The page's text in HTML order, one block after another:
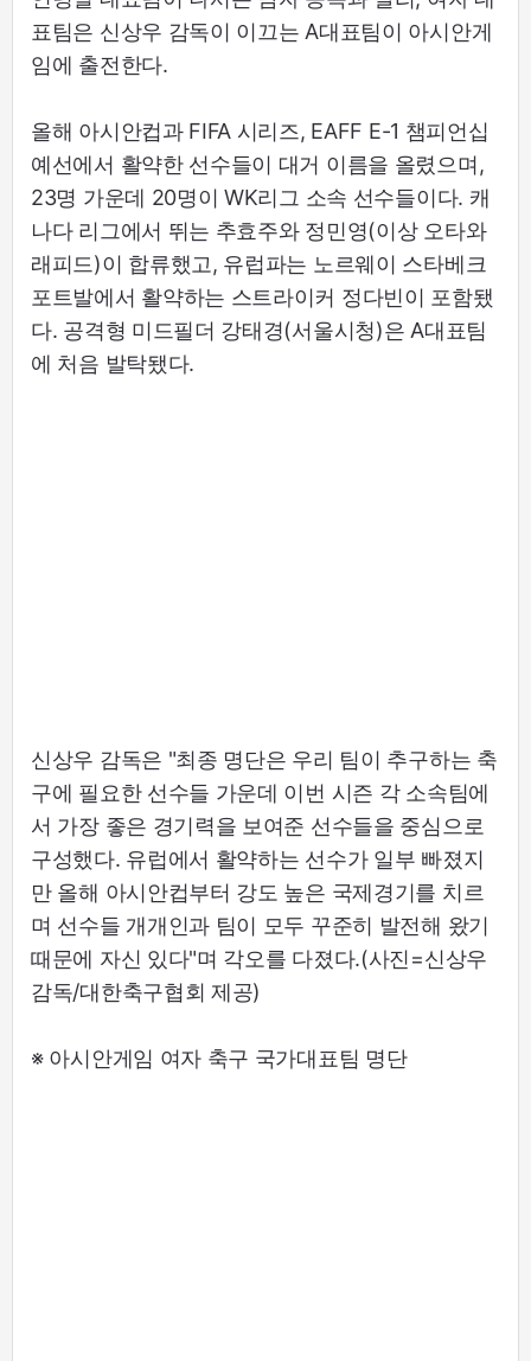
표팀은 신상우 감독이 이끄는 A대표팀이 아시안게
임에 출전한다.
올해 아시안컵과 FIFA 시리즈, EAFF E-1 챔피언십
예선에서 활약한 선수들이 대거 이름을 올렸으며,
23명 가운데 20명이 WK리그 소속 선수들이다. 캐
나다 리그에서 뛰는 추효주와 정민영(이상 오타와
래피드)이 합류했고, 유럽파는 노르웨이 스타베크
포트발에서 활약하는 스트라이커 정다빈이 포함됐
다. 공격형 미드필더 강태경(서울시청)은 A대표팀
에 처음 발탁됐다.
신상우 감독은 "최종 명단은 우리 팀이 추구하는 축
구에 필요한 선수들 가운데 이번 시즌 각 소속팀에
서 가장 좋은 경기력을 보여준 선수들을 중심으로
구성했다. 유럽에서 활약하는 선수가 일부 빠졌지
만 올해 아시안컵부터 강도 높은 국제경기를 치르
며 선수들 개개인과 팀이 모두 꾸준히 발전해 왔기
때문에 자신 있다"며 각오를 다졌다.(사진=신상우
감독/대한축구협회 제공)
※ 아시안게임 여자 축구 국가대표팀 명단